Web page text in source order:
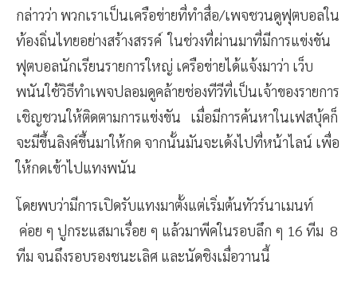
กล่าวว่า พวกเราเป็นเครือข่ายที่ทำสื่อ/เพจชวนดูฟุตบอลใน
ท้องถิ่นไทยอย่างสร้างสรรค์ ในช่วงที่ผ่านมาที่มีการแข่งขัน
ฟุตบอลนักเรียนรายการใหญ่ เครือข่ายได้แจ้งมาว่า เว็บ
พนันใช้วิธีทำเพจปลอมดูคล้ายช่องทีวีที่เป็นเจ้าของรายการ
เชิญชวนให้ติดตามการแข่งขัน เมื่อมีการค้นหาในเฟสบุ้คก็
จะมีขึ้นลิงค์ขึ้นมาให้กด จากนั้นมันจะเด้งไปที่หน้าไลน์ เพื่อ
ให้กดเข้าไปแทงพนัน
โดยพบว่ามีการเปิดรับแทงมาตั้งแต่เริ่มต้นทัวร์นาเมนท์
ค่อย ๆ ปูกระแสมาเรื่อย ๆ แล้วมาพีคในรอบลึก ๆ 16 ทีม 8
ทีม จนถึงรอบรองชนะเลิศ และนัดชิงเมื่อวานนี้